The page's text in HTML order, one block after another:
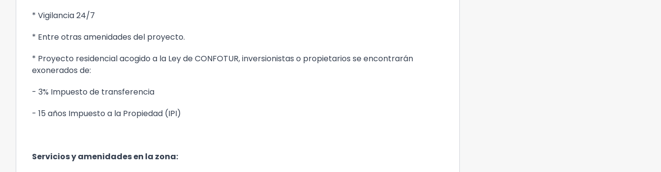
* Vigilancia 24/7
* Entre otras amenidades del proyecto.
* Proyecto residencial acogido a la Ley de CONFOTUR, inversionistas o propietarios se encontrarán
exonerados de:
- 3% Impuesto de transferencia
- 15 años Impuesto a la Propiedad (IPI)
Servicios y amenidades en la zona: